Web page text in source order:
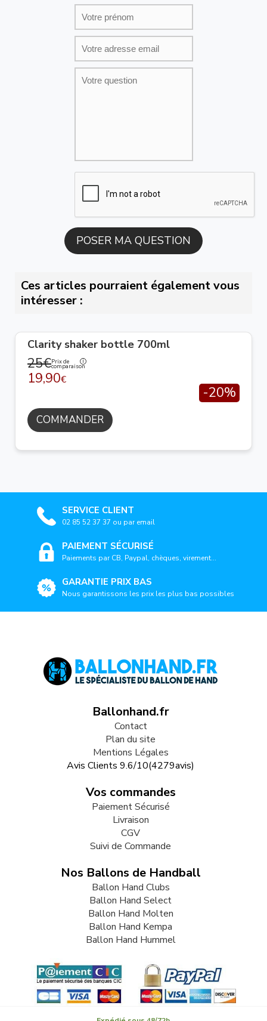
Ces articles pourraient également vous
intéresser :
Clarity shaker bottle 700ml
25€Prix de
comparaison
19,90€
-20%
COMMANDER
SERVICE CLIENT
02 85 52 37 37 ou par email
PAIEMENT SÉCURISÉ
Paiements par CB, Paypal, chèques, virement...
GARANTIE PRIX BAS
Nous garantissons les prix les plus bas possibles
Ballonhand.fr
Contact
Plan du site
Mentions Légales
Avis Clients 9.6/10(4279avis)
Vos commandes
Paiement Sécurisé
Livraison
CGV
Suivi de Commande
Nos Ballons de Handball
Ballon Hand Clubs
Ballon Hand Select
Ballon Hand Molten
Ballon Hand Kempa
Ballon Hand Hummel